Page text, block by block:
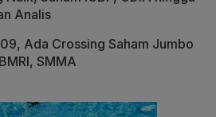
Analis
Ada Crossing Saham Jumbo
SMMA